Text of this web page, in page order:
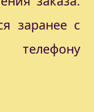
заранее с